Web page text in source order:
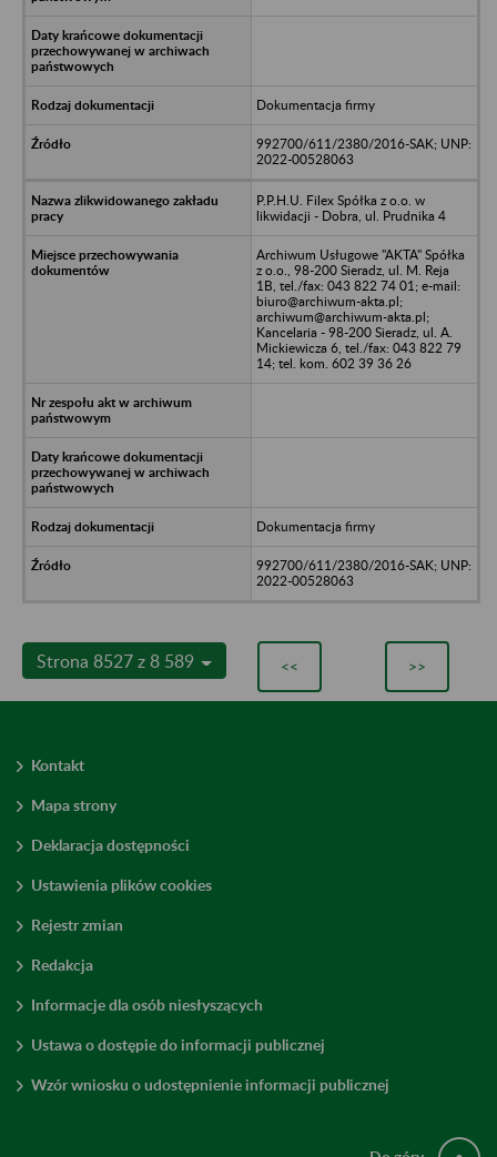
Dokumentacja firmy
992700/611/2380/2016-SAK; UNP:
2022-00528063
P.P.H.U. Filex Spółka z o.o. w
likwidacji - Dobra, ul. Prudnika 4
Archiwum Usługowe "AKTA" Spółka
z o.o., 98-200 Sieradz, ul. M. Reja
1B, tel./fax: 043 822 74 01; e-mail:
biuro@archiwum-akta.pl;
archiwum@archiwum-akta.pl;
Kancelaria - 98-200 Sieradz, ul. A.
Mickiewicza 6, tel./fax: 043 822 79
14; tel. kom. 602 39 36 26
Dokumentacja firmy
992700/611/2380/2016-SAK; UNP:
2022-00528063
Strona 8527 z 8 589 << >>
Kontakt
Mapa strony
Deklaracja dostępności
Ustawienia plików cookies
Rejestr zmian
Redakcja
Informacje dla osób niesłyszących
Ustawa o dostępie do informacji publicznej
Wzór wniosku o udostępnienie informacji publicznej